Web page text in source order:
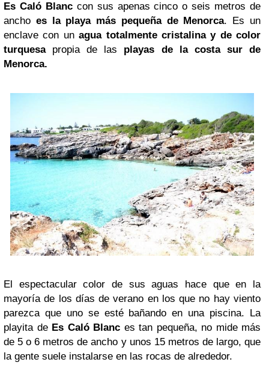
Es Caló Blanccon sus apenas cinco o seis metros de
ancho es la playa más pequeña de Menorca. Es un
enclave con unagua totalmente cristalina y de color
turquesapropia de las playas de la costa sur de
Menorca.
El espectacular color de sus aguas hace que en la
mayoría de los días de verano en los que no hay viento
parezca que uno se esté bañando en una piscina. La
playita deEs Caló Blanc es tan pequeña, no mide más
de 5 o 6 metros de ancho y unos 15 metros de largo, que
la gente suele instalarse en las rocas de alrededor.